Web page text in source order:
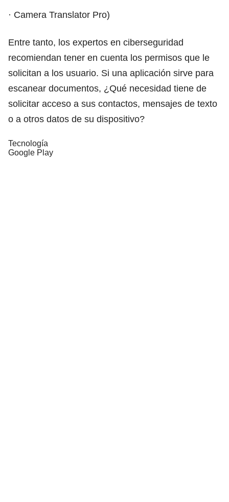
· Camera Translator Pro)
Entre tanto, los expertos en ciberseguridad
recomiendan tener en cuenta los permisos que le
solicitan a los usuario. Si una aplicación sirve para
escanear documentos, ¿Qué necesidad tiene de
solicitar acceso a sus contactos, mensajes de texto
o a otros datos de su dispositivo?
Tecnología
Google Play